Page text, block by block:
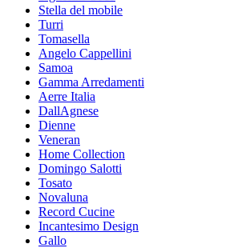
Stella del mobile
Turri
Tomasella
Angelo Cappellini
Samoa
Gamma Arredamenti
Aerre Italia
DallAgnese
Dienne
Veneran
Home Collection
Domingo Salotti
Tosato
Novaluna
Record Cucine
Incantesimo Design
Gallo